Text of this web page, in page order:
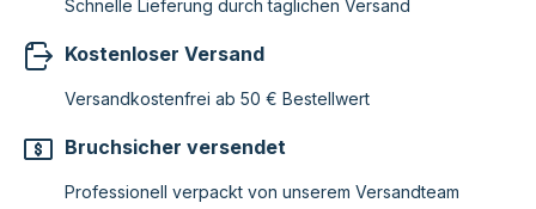
Schnelle Lieferung durch täglichen Versand
Kostenloser Versand
Versandkostenfrei ab 50 € Bestellwert
Bruchsicher versendet
Professionell verpackt von unserem Versandteam